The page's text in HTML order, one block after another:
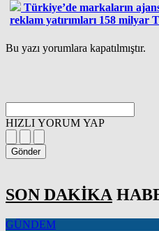
Türkiye’de markaların
reklam yatırımları 158 milyar
Bu yazı yorumlara kapatılmıştır.
HIZLI YORUM YAP
Gönder
SON DAKİKA
GÜNDEM